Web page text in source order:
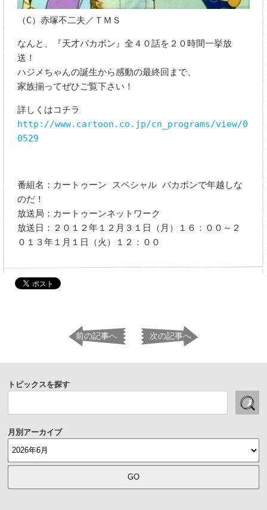
（C）赤塚不二夫／ＴＭＳ
なんと、『天才バカボン』全４０話を２０時間一挙放
送！
ハジメちゃんの誕生から感動の最終回まで、
家族揃ってぜひご覧下さい！
詳しくはコチラ
http://www.cartoon.co.jp/cn_programs/view/0
0529
番組名：カートゥーン スペシャル バカボンで年越しな
のだ！
放送局：カートゥーンネットワーク
放送日：２０１２年１２月３１日（月）１６：００～２
０１３年１月１日（火）１２：００
前の記事へ 次の記事へ
トピックスを探す
月別アーカイブ